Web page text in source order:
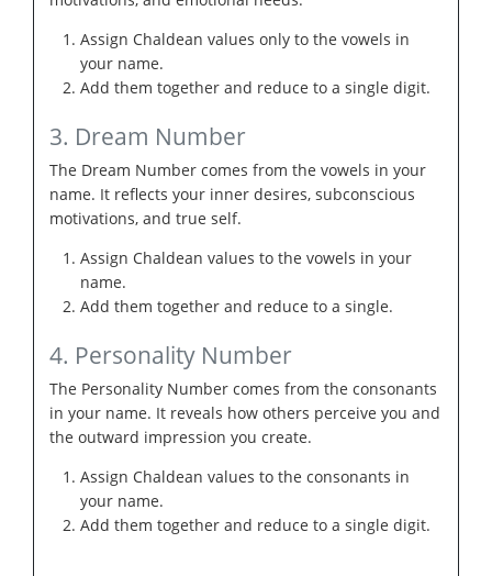
Assign Chaldean values only to the vowels in
your name.
Add them together and reduce to a single digit.
3. Dream Number
The Dream Number comes from the vowels in your
name. It reflects your inner desires, subconscious
motivations, and true self.
Assign Chaldean values to the vowels in your
name.
Add them together and reduce to a single.
4. Personality Number
The Personality Number comes from the consonants
in your name. It reveals how others perceive you and
the outward impression you create.
Assign Chaldean values to the consonants in
your name.
Add them together and reduce to a single digit.